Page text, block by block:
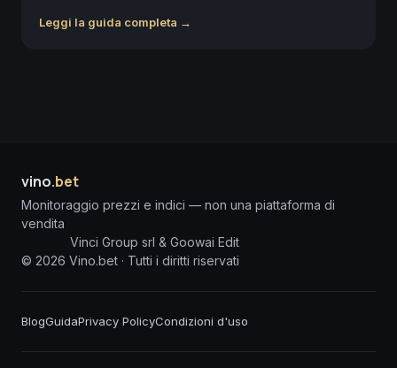
Leggi la guida completa →
vino.bet
Monitoraggio prezzi e indici — non una piattaforma di
vendita
Vinci Group srl & Goowai Edit
© 2026 Vino.bet · Tutti i diritti riservati
BlogGuidaPrivacy PolicyCondizioni d'uso